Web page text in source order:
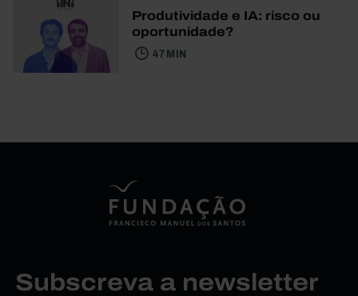
Produtividade e IA: risco ou
oportunidade?
47 MIN
Subscreva a newsletter